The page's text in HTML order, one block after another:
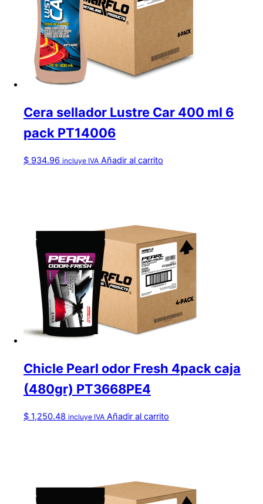
Cera sellador Lustre Car 400 ml 6
pack PT14006
$ 934.96 incluye IVA Añadir al carrito
Chicle Pearl odor Fresh 4pack caja
(480gr) PT3668PE4
$ 1,250.48 incluye IVA Añadir al carrito